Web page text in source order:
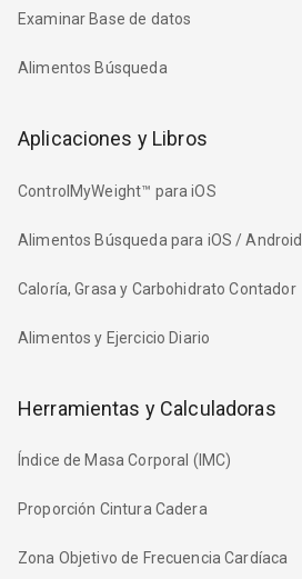
Examinar Base de datos
Alimentos Búsqueda
Aplicaciones y Libros
ControlMyWeight™ para iOS
Alimentos Búsqueda para iOS / Android
Caloría, Grasa y Carbohidrato Contador
Alimentos y Ejercicio Diario
Herramientas y Calculadoras
Índice de Masa Corporal (IMC)
Proporción Cintura Cadera
Zona Objetivo de Frecuencia Cardíaca